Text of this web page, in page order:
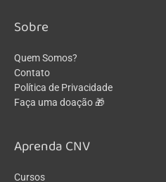
Sobre
Quem Somos?
Contato
Política de Privacidade
Faça uma doação 🎁
Aprenda CNV
Cursos